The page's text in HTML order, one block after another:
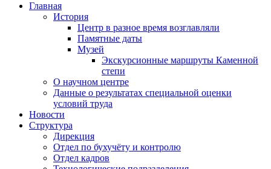
Главная
История
Центр в разное время возглавляли
Памятные даты
Музей
Экскурсионные маршруты Каменной
степи
О научном центре
Данные о результатах специальной оценки
условий труда
Новости
Структура
Дирекция
Отдел по бухучёту и контролю
Отдел кадров